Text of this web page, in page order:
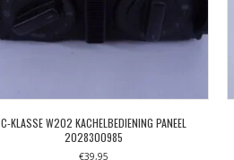
C-KLASSE W202 KACHELBEDIENING PANEEL
2028300985
€39,95